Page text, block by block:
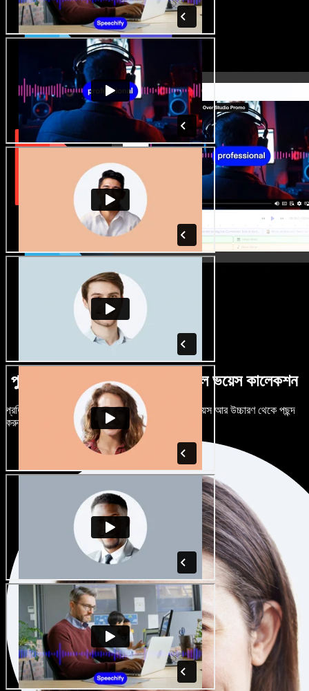
পুরুষ-নারী ভেদে নানান উচ্চারণে বিশাল ভয়েস কালেকশন
প্রতিটি প্রজেক্টকে আলাদা শোনাতে দিন। শত শত AI ভয়েস আর উচ্চারণ থেকে পছন্দ
করুন, নিজের মতো টিউন করুন।